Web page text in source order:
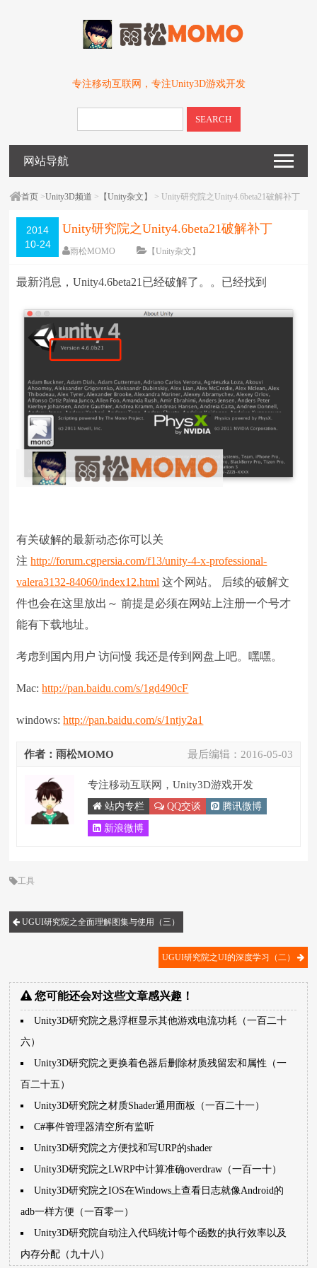
专注移动互联网，专注Unity3D游戏开发
SEARCH
网站导航
首页 >Unity3D频道 > 【Unity杂文】 > Unity研究院之Unity4.6beta21破解补丁
2014
10-24
Unity研究院之Unity4.6beta21破解补丁
雨松MOMO
【Unity杂文】
编辑日期：2016-05-03 字体：大 中小
最新消息，Unity4.6beta21已经破解了。。已经找到
有关破解的最新动态你可以关
注http://forum.cgpersia.com/f13/unity-4-x-professional-
valera3132-84060/index12.html 这个网站。 后续的破解文
件也会在这里放出～ 前提是必须在网站上注册一个号才
能有下载地址。
考虑到国内用户 访问慢 我还是传到网盘上吧。嘿嘿。
Mac:http://pan.baidu.com/s/1gd490cF
windows:http://pan.baidu.com/s/1ntjy2a1
最后编辑： 2016-05-03
作者：雨松MOMO
专注移动互联网，Unity3D游戏开发
站内专栏 QQ交谈 腾讯微博
新浪微博
工具
UGUI研究院之全面理解图集与使用（三）
UGUI研究院之UI的深度学习（二）
您可能还会对这些文章感兴趣！
Unity3D研究院之悬浮框显示其他游戏电流功耗（一百二十
六）
Unity3D研究院之更换着色器后删除材质残留宏和属性（一
百二十五）
Unity3D研究院之材质Shader通用面板（一百二十一）
C#事件管理器清空所有监听
Unity3D研究院之方便找和写URP的shader
Unity3D研究院之LWRP中计算准确overdraw（一百一十）
Unity3D研究院之IOS在Windows上查看日志就像Android的
adb一样方便（一百零一）
Unity3D研究院自动注入代码统计每个函数的执行效率以及
内存分配（九十八）